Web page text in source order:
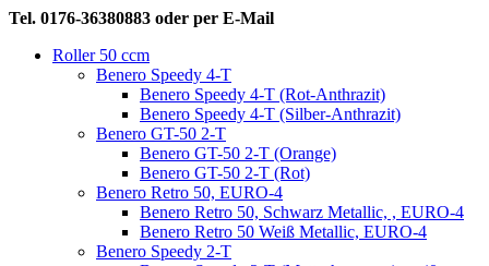
Tel. 0176-36380883 oder per E-Mail
Roller 50 ccm
Benero Speedy 4-T
Benero Speedy 4-T (Rot-Anthrazit)
Benero Speedy 4-T (Silber-Anthrazit)
Benero GT-50 2-T
Benero GT-50 2-T (Orange)
Benero GT-50 2-T (Rot)
Benero Retro 50, EURO-4
Benero Retro 50, Schwarz Metallic, , EURO-4
Benero Retro 50 Weiß Metallic, EURO-4
Benero Speedy 2-T